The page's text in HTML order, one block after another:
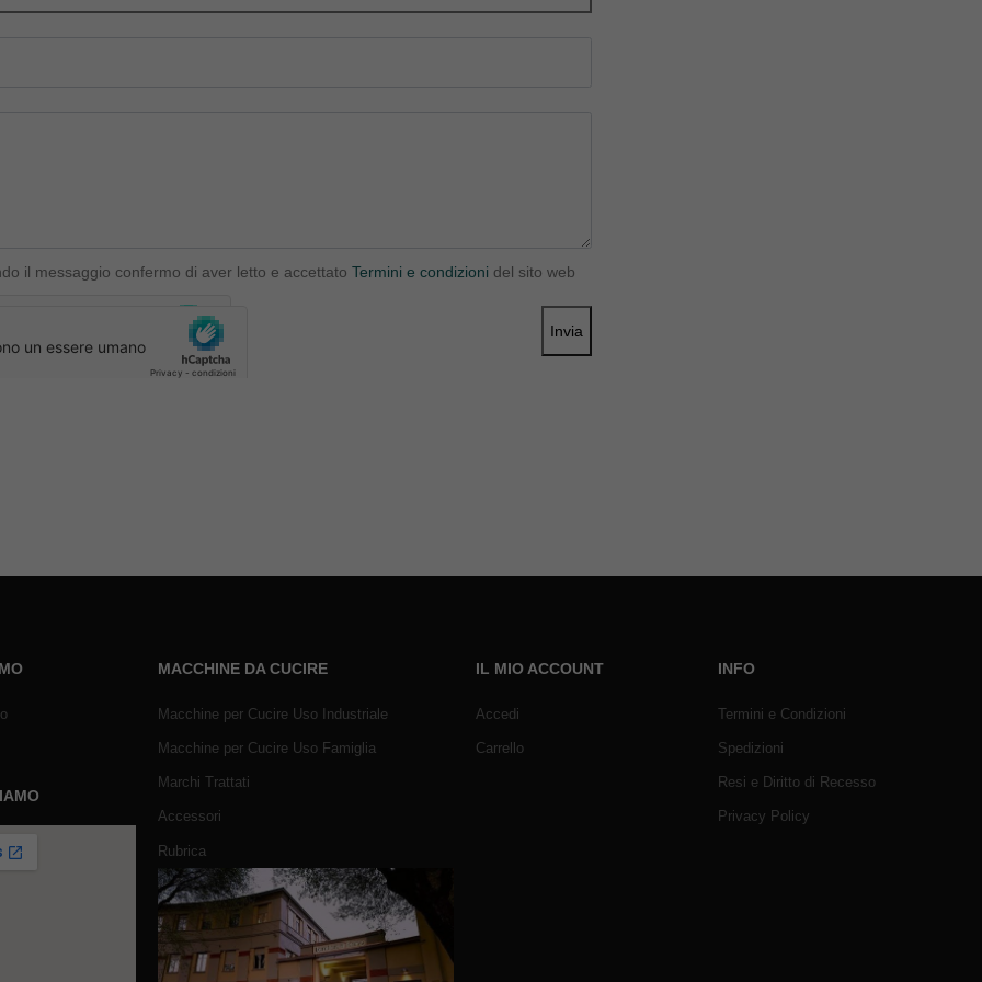
il messaggio confermo di aver letto e accettato Termini e condizioni del sito web
Invia
MACCHINE DA CUCIRE
Macchine per Cucire Uso Industriale
Macchine per Cucire Uso Famiglia
Marchi Trattati
Accessori
Rubrica
IL MIO ACCOUNT
Accedi
Carrello
INFO
Termini e Condizioni
Spedizioni
Resi e Diritto di Recesso
Privacy Policy